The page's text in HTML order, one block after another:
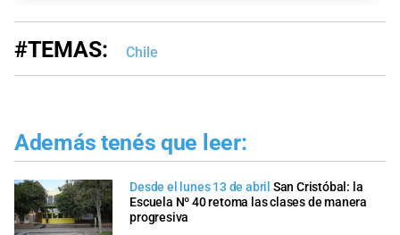
#TEMAS: Chile
Además tenés que leer:
Desde el lunes 13 de abril San Cristóbal: la
Escuela Nº 40 retoma las clases de manera
progresiva